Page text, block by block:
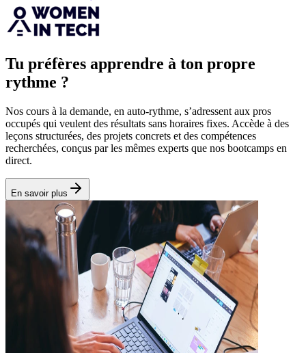
Tu préfères apprendre à ton propre
rythme ?
Nos cours à la demande, en auto‑rythme, s’adressent aux pros
occupés qui veulent des résultats sans horaires fixes. Accède à des
leçons structurées, des projets concrets et des compétences
recherchées, conçus par les mêmes experts que nos bootcamps en
direct.
En savoir plus